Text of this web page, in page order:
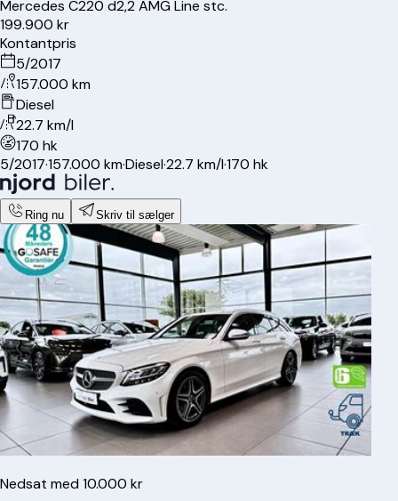
Mercedes C220 d2,2 AMG Line stc.
199.900 kr
Kontantpris
5/2017
157.000 km
Diesel
22.7 km/l
170 hk
5/2017·157.000 km·Diesel·22.7 km/l·170 hk
Ring nu Skriv til sælger
Nedsat med 10.000 kr